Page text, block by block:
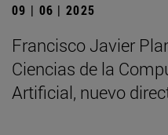
09 | 06 | 2025
Francisco Javier
Ciencias de la
Artificial, nuevo